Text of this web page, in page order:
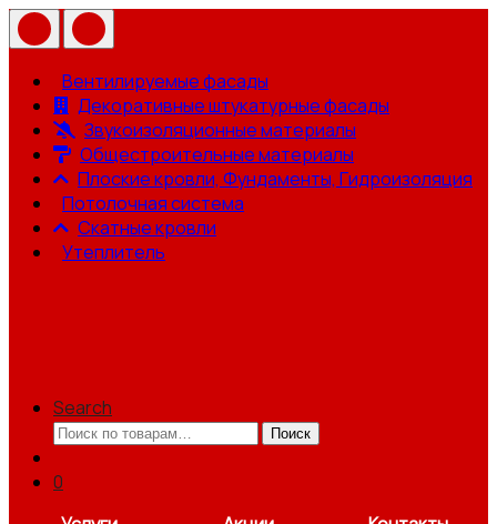
Вентилируемые фасады
Декоративные штукатурные фасады
Звукоизоляционные материалы
Общестроительные материалы
Плоские кровли, Фундаменты, Гидроизоляция
Потолочная система
Скатные кровли
Утеплитель
Search
Искать:
Поиск
0